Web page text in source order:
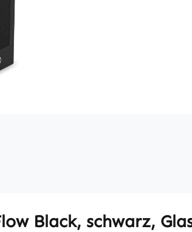
Black, schwarz,